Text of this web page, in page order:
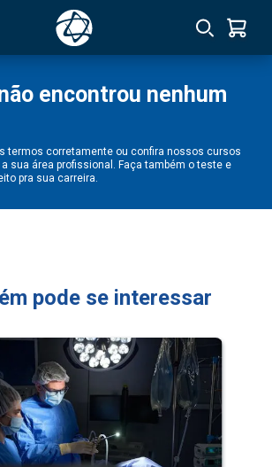
encontrou nenhum
termos corretamente ou confira nossos cursos
sua área profissional. Faça também o teste e
pra sua carreira.
pode se interessar